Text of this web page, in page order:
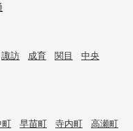
諏訪 成育 関目
中央
町 早苗町 寺内町
高瀬町